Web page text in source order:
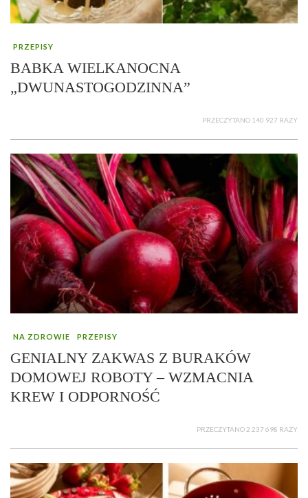
PRZEPISY
BABKA WIELKANOCNA
„DWUNASTOGODZINNA”
PRZECZYTANO 140 927 RAZY
NA ZDROWIE PRZEPISY
GENIALNY ZAKWAS Z BURAKÓW
DOMOWEJ ROBOTY – WZMACNIA
KREW I ODPORNOŚĆ
PRZECZYTANO 2 237 698 RAZY